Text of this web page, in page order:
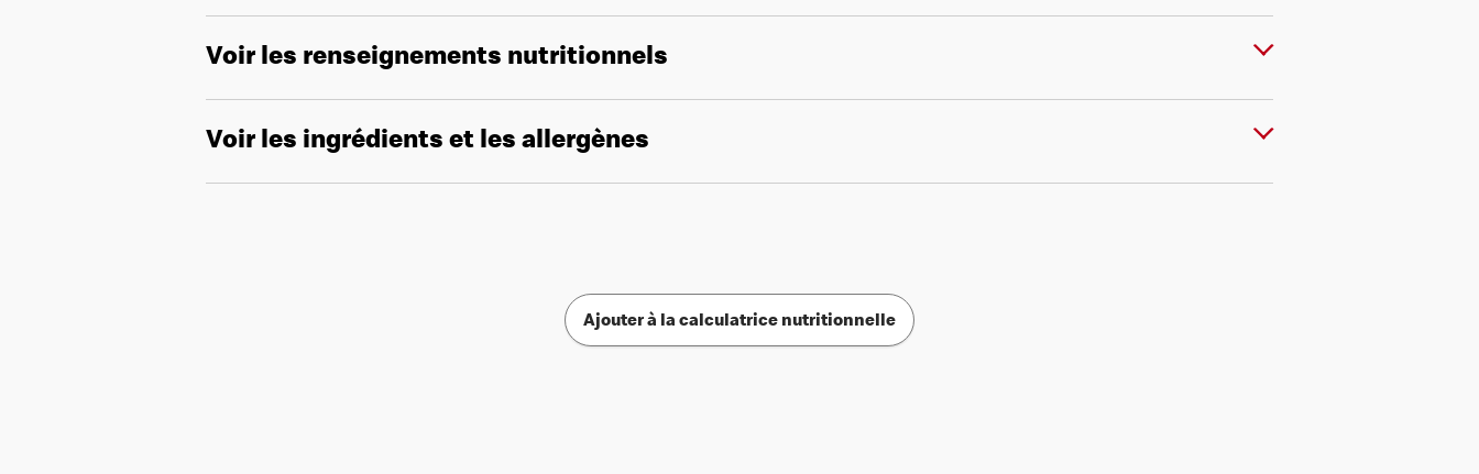
Voir les renseignements nutritionnels
Voir les ingrédients et les allergènes
Ajouter à la calculatrice nutritionnelle